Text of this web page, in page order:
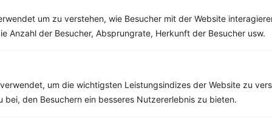
um zu verstehen, wie Besucher mit der Website
Anzahl der Besucher, Absprungrate, Herkunft der Besucher usw.
um die wichtigsten Leistungsindizes der Website zu
bei, den Besuchern ein besseres Nutzererlebnis zu bieten.
‹ ›
Kalorien:668 kcal